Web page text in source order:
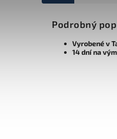
Podrobný
Vyrobené v
14 dní na